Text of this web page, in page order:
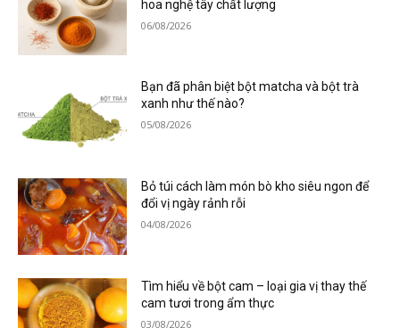
hoa nghệ tây chất lượng
06/08/2026
Bạn đã phân biệt bột matcha và bột trà
xanh như thế nào?
05/08/2026
Bỏ túi cách làm món bò kho siêu ngon để
đổi vị ngày rảnh rỗi
04/08/2026
Tìm hiểu về bột cam – loại gia vị thay thế
cam tươi trong ẩm thực
03/08/2026